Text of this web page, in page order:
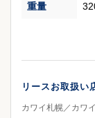
重量
リースお取扱い
カワイ札幌／カワ